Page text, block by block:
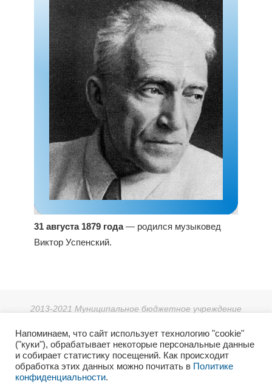
31 августа 1879 года— родился музыковед
Виктор Успенский.
2013-2021 Муниципальное бюджетное учреждение
Зеи».
г. Зея, мкр. Светлый 38, тел: 8 (41658) 3-08-55.
2021г. Отдел культуры и архивного дела Администрации
Напоминаем, что сайт использует технологию "cookie"
("куки"), обрабатывает некоторые персональные данные
и собирает статистику посещений. Как происходит
обработка этих данных можно почитать в Политике
конфиденциальности.